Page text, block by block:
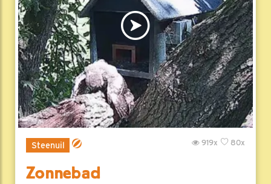
Steenuil 80x
919x
Zonnebad